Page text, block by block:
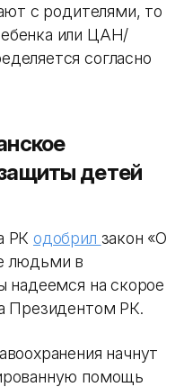
с родителями, то
или ЦАН/
согласно
детей
РК одобрил закон «О
людьми в
надеемся на скорое
Президентом РК.
начнут
помощь